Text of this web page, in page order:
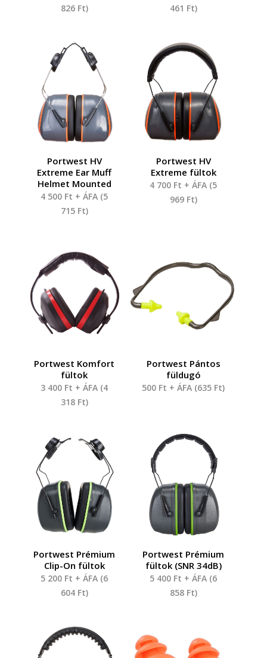
826 Ft)
461 Ft)
Portwest HV
Extreme Ear Muff
Helmet Mounted
4 500 Ft + ÁFA (5
715 Ft)
Portwest HV
Extreme fültok
4 700 Ft + ÁFA (5
969 Ft)
Portwest Komfort
fültok
3 400 Ft + ÁFA (4
318 Ft)
Portwest Pántos
füldugó
500 Ft + ÁFA (635 Ft)
Portwest Prémium
Clip-On fültok
5 200 Ft + ÁFA (6
604 Ft)
Portwest Prémium
fültok (SNR 34dB)
5 400 Ft + ÁFA (6
858 Ft)